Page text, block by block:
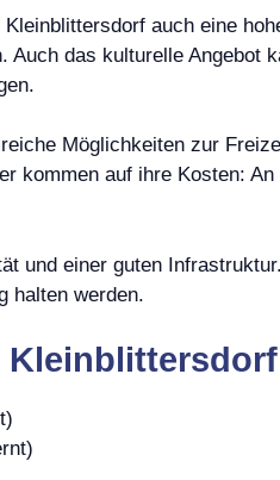
auch eine
Auch das kulturelle
Möglichkeiten zur
kommen auf ihre Kosten:
und einer guten
halten werden.
Kleinblittersdorf